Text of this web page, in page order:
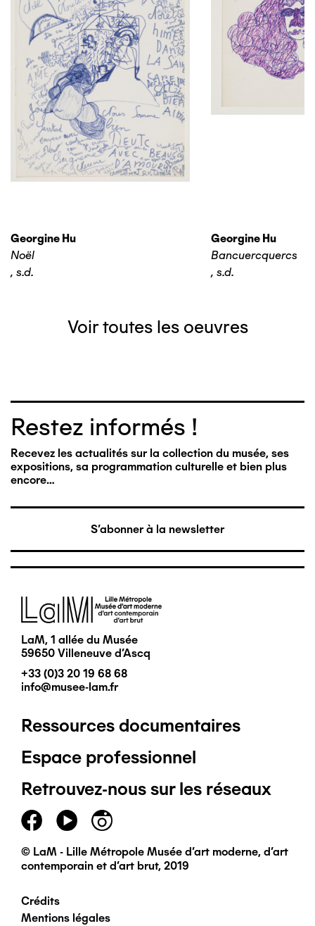
Georgine Hu
Noël
, s.d.
Georgine Hu
Bancuercquercs
, s.d.
Voir toutes les oeuvres
Restez informés !
Recevez les actualités sur la collection du musée, ses
expositions, sa programmation culturelle et bien plus
encore…
S'abonner à la newsletter
Image
LaM, 1 allée du Musée
59650 Villeneuve d'Ascq
+33 (0)3 20 19 68 68
info@musee-lam.fr
Pied
de
page
principal
Ressources documentaires
Espace professionnel
Retrouvez-nous sur les réseaux
© LaM - Lille Métropole Musée d'art moderne, d'art
contemporain et d'art brut, 2019
Pied
Crédits
Mentions légales